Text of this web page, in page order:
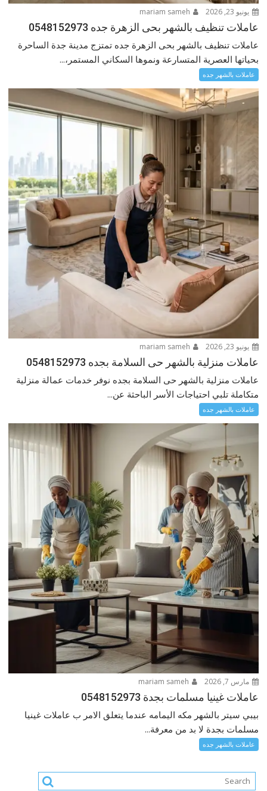
يونيو 23, 2026
عاملات تنظيف بالشهر بحى الزهرة جده 0548152973
عاملات تنظيف بالشهر بحى الزهرة جده تمتزج مدينة جدة الساحرة
بحياتها العصرية المتسارعة ونموها السكاني المستمر،...
عاملات بالشهر جده
يونيو 23, 2026
عاملات منزلية بالشهر حى السلامة بجده 0548152973
عاملات منزلية بالشهر حى السلامة بجده نوفر خدمات عمالة منزلية
متكاملة تلبي احتياجات الأسر الباحثة عن...
عاملات بالشهر جده
مارس 7, 2026
عاملات غينيا مسلمات بجدة 0548152973
بيبي سيتر بالشهر مكه اليمامه عندما يتعلق الامر ب عاملات غينيا
مسلمات بجدة لا بد من معرفة...
عاملات بالشهر جده